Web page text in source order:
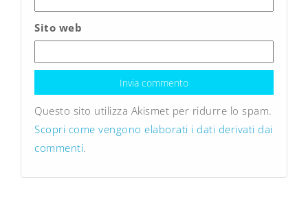
Sito web
Questo sito utilizza Akismet per ridurre lo spam.
Scopri come vengono elaborati i dati derivati dai
commenti.